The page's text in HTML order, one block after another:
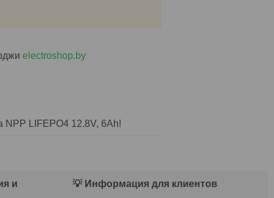
electroshop.by
NPP LIFEPO4 12.8V, 6Ah!
и
💡 Информация для клиентов